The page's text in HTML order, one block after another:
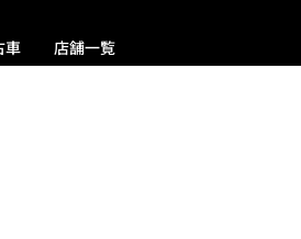
車 店舗一覧